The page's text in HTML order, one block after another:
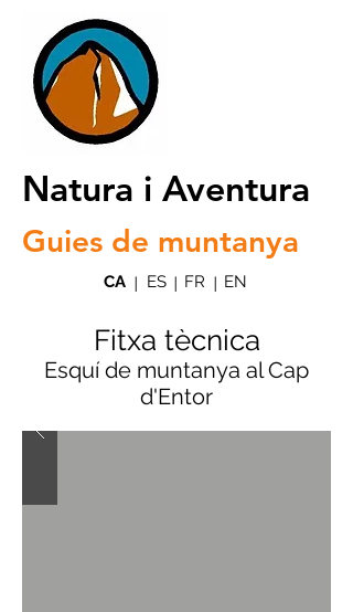
Natura i Aventura
Guies de muntanya
CA | ES | FR | EN
Fitxa tècnica
Esquí de muntanya al Cap
d'Entor